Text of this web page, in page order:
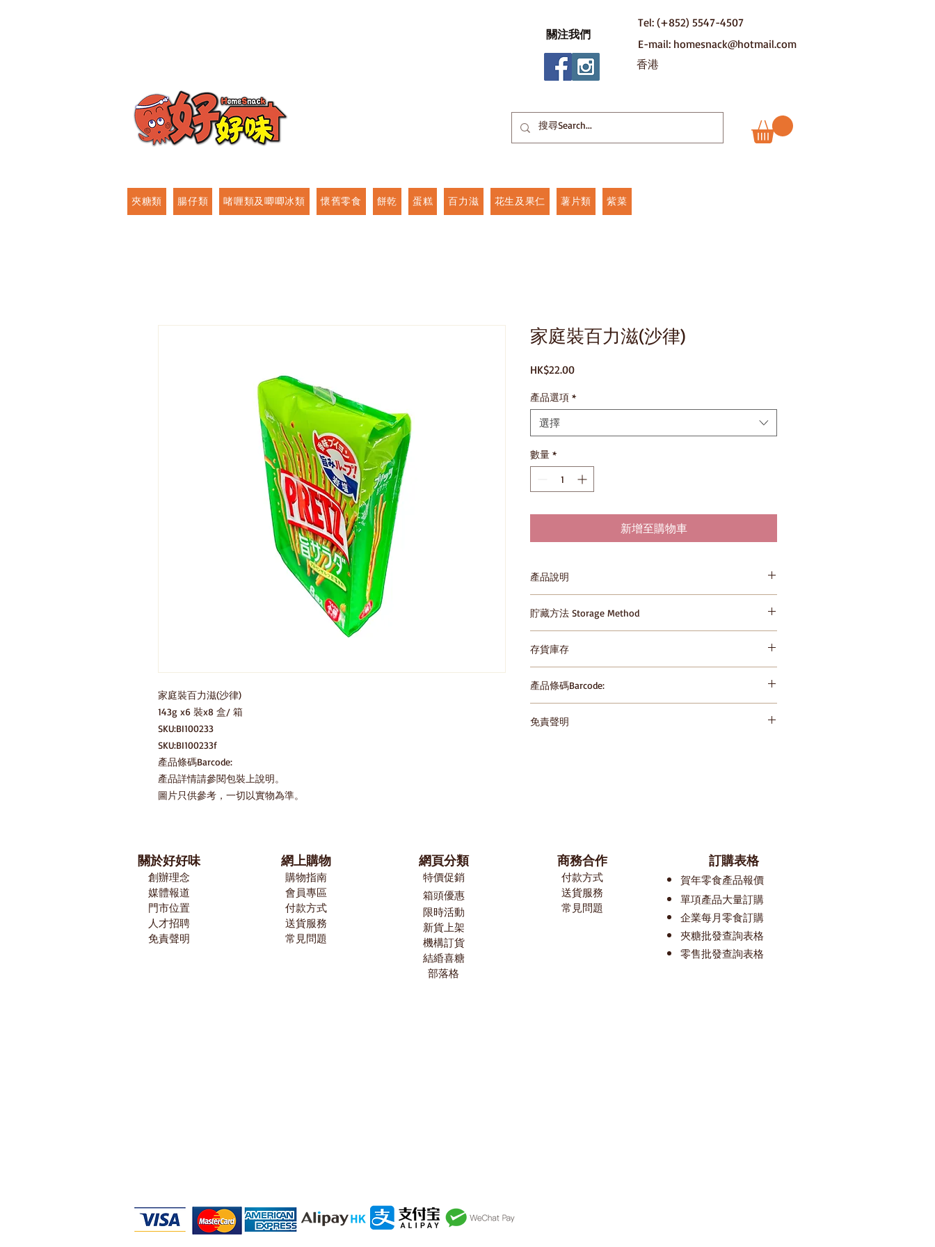
關注我們
Tel: (+852) 5547-4507
E-mail: homesnack@hotmail.com
​香港
夾糖類 腸仔類 啫喱類及唧唧冰類 懷舊零食 餅乾 蛋糕 百力滋 花生及果仁 薯片類 紫菜
家庭裝百力滋(沙律)
143g x6 裝x8 盒/ 箱
SKU:BI100233
SKU:BI100233f
產品條碼Barcode:
產品詳情請參閱包裝上說明。
圖片只供參考，一切以實物為準。
家庭裝百力滋(沙律)
HK$22.00價
產品選項 *
選擇
數量 *
新增至購物車
產品說明
貯藏方法 Storage Method
in cool dry place, avoid direct sunlight and high
temperature
存貨庫存
產品條碼Barcode:
免責聲明
關於好好味
創辦理念
媒體報道
門市位置
​人才招聘
免責聲明
網上購物
購物指南
​會員專區
付款方式
送貨服務
常見問題
網頁分類
特價促銷
箱頭優惠
限時活動
新貨上架
機構訂貨
結緍喜糖
部落格
​商務合作
付款方式
送貨服務
常見問題
訂購表格
賀年零食產品報價
單項產品大量訂購
​​企業每月零食訂購
夾糖批發查詢表格
零售批發查詢表格